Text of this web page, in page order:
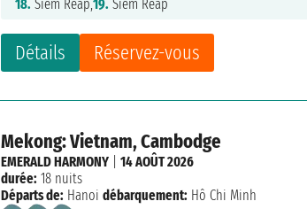
Détails Réservez-vous
18. Siem Reap,19. Siem Reap
Mekong: Vietnam, Cambodge
EMERALD HARMONY |14 AOÛT 2026
durée: 18 nuits
Départs de: Hanoi débarquement: Hô Chi Minh